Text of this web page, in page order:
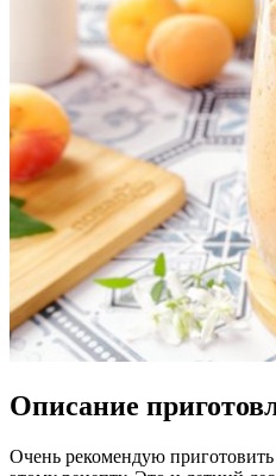
Описание
Очень рекомендую